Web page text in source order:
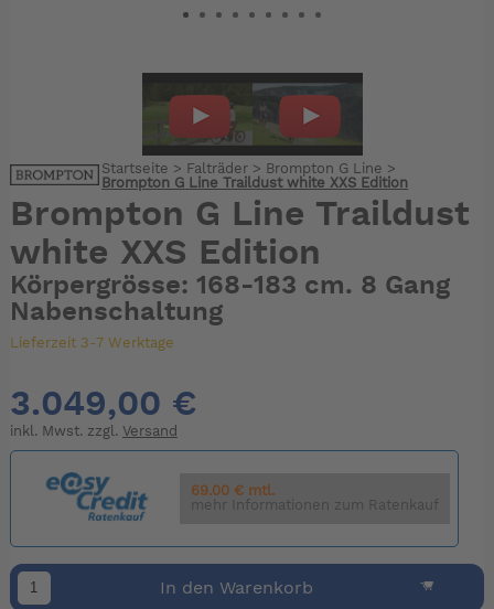
Startseite > Falträder > Brompton G Line >
Brompton G Line Traildust white XXS Edition
Brompton G Line Traildust
white XXS Edition
Körpergrösse: 168-183 cm. 8 Gang
Nabenschaltung
Lieferzeit 3-7 Werktage
3.049,00 €
inkl. Mwst. zzgl. Versand
69.00 € mtl.
mehr Informationen zum Ratenkauf
In den Warenkorb